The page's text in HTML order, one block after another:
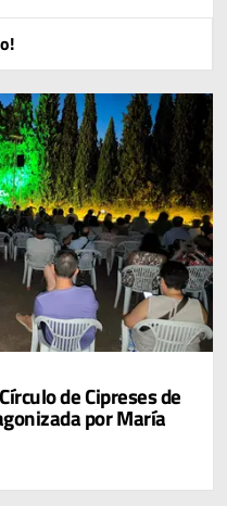
de Cipreses de
por María